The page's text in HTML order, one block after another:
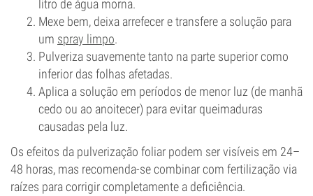
litro de água morna.
Mexe bem, deixa arrefecer e transfere a solução para
um spray limpo.
Pulveriza suavemente tanto na parte superior como
inferior das folhas afetadas.
Aplica a solução em períodos de menor luz (de manhã
cedo ou ao anoitecer) para evitar queimaduras
causadas pela luz.
Os efeitos da pulverização foliar podem ser visíveis em 24–
48 horas, mas recomenda-se combinar com fertilização via
raízes para corrigir completamente a deficiência.